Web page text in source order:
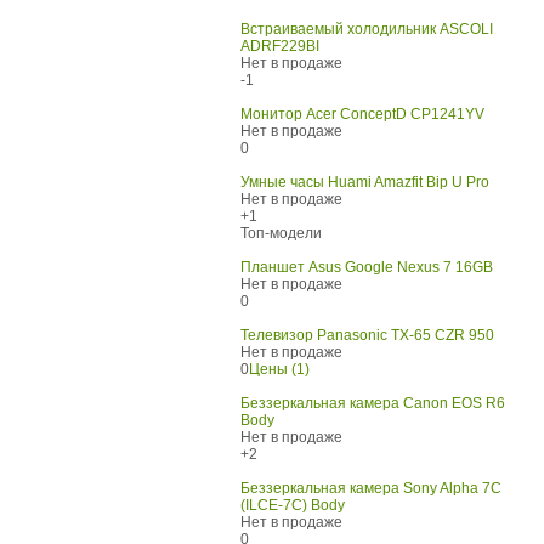
Встраиваемый холодильник ASCOLI
ADRF229BI
Нет в продаже
-1
Монитор Acer ConceptD CP1241YV
Нет в продаже
0
Умные часы Huami Amazfit Bip U Pro
Нет в продаже
+1
Топ-модели
Планшет Asus Google Nexus 7 16GB
Нет в продаже
0
Телевизор Panasonic TX-65 CZR 950
Нет в продаже
0Цены (1)
Беззеркальная камера Canon EOS R6
Body
Нет в продаже
+2
Беззеркальная камера Sony Alpha 7C
(ILCE-7C) Body
Нет в продаже
0